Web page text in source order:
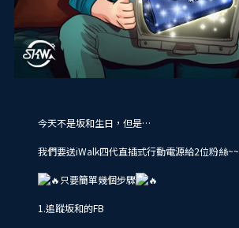
今天不是坂和生日，但是…
我們要送iWalk四代直插式行動電源給2位粉絲~~
只要簡單幾個步驟
1.追蹤坂和的FB